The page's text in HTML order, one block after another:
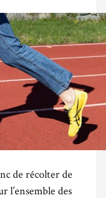
de récolter de
l’ensemble des